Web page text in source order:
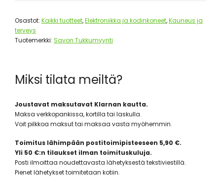
Osastot: Kaikki tuotteet,Elektroniikka ja kodinkoneet,Kauneus ja
terveys
Tuotemerkki: Savon Tukkumyynti
Miksi tilata meiltä?
Joustavat maksutavat Klarnan kautta.
Maksa verkkopankissa, kortilla tai laskulla.
Voit pilkkoa maksut tai maksaa vasta myöhemmin.
Toimitus lähimpään postitoimipisteeseen 5,90 €.
Yli 50 €:n tilaukset ilman toimituskuluja.
Posti ilmoittaa noudettavasta lähetyksestä tekstiviestillä.
Pienet lähetykset toimitetaan kotiin.